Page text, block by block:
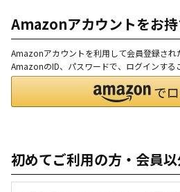
Amazonアカウントをお
Amazonアカウントを利用して会員登録され
AmazonのID、パスワードで、ログインする
初めてご利用の方・会員